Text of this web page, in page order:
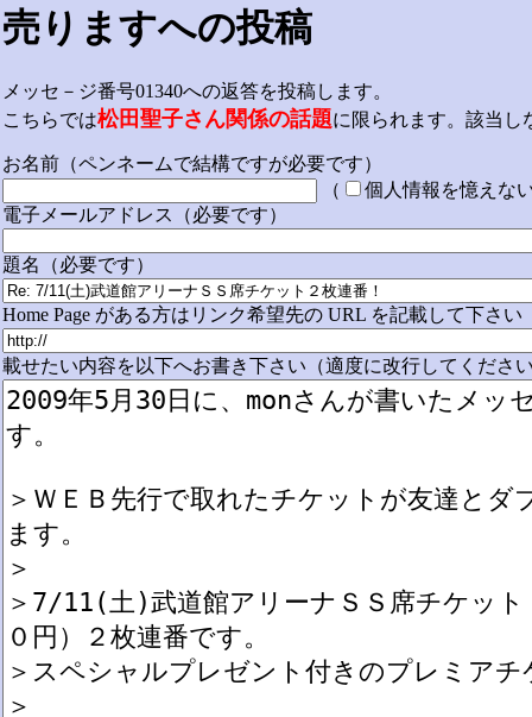
売りますへの投稿
メッセ－ジ番号01340への返答を投稿します。
こちらでは松田聖子さん関係の話題に限られます。該当し
お名前（ペンネームで結構ですが必要です）
（
個人情報を憶えな
電子メールアドレス（必要です）
題名（必要です）
Home Page がある方はリンク希望先の URL を記載して下さい
載せたい内容を以下へお書き下さい（適度に改行してくださ